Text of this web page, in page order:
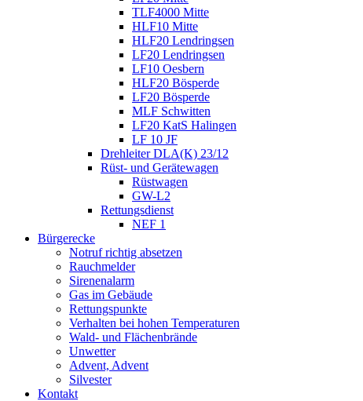
TLF4000 Mitte
HLF10 Mitte
HLF20 Lendringsen
LF20 Lendringsen
LF10 Oesbern
HLF20 Bösperde
LF20 Bösperde
MLF Schwitten
LF20 KatS Halingen
LF 10 JF
Drehleiter DLA(K) 23/12
Rüst- und Gerätewagen
Rüstwagen
GW-L2
Rettungsdienst
NEF 1
Bürgerecke
Notruf richtig absetzen
Rauchmelder
Sirenenalarm
Gas im Gebäude
Rettungspunkte
Verhalten bei hohen Temperaturen
Wald- und Flächenbrände
Unwetter
Advent, Advent
Silvester
Kontakt